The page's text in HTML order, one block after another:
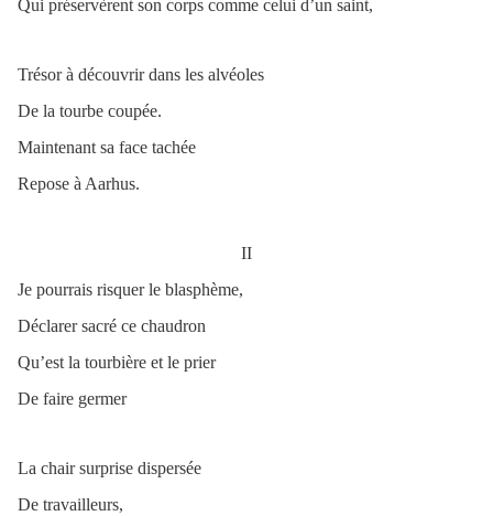
Qui préservèrent son corps comme celui d’un saint,
Trésor à découvrir dans les alvéoles
De la tourbe coupée.
Maintenant sa face tachée
Repose à Aarhus.
II
Je pourrais risquer le blasphème,
Déclarer sacré ce chaudron
Qu’est la tourbière et le prier
De faire germer
La chair surprise dispersée
De travailleurs,